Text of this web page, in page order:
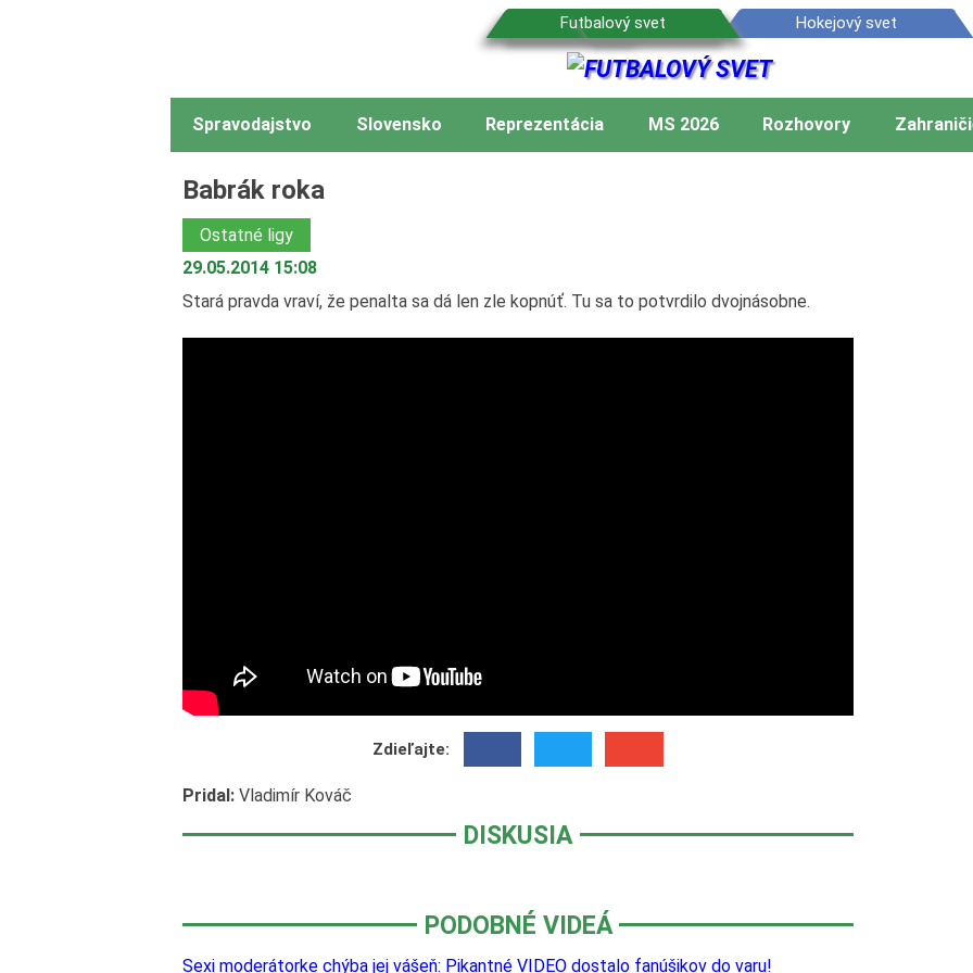
Spravodajstvo Slovensko Reprezentácia MS 2026 Rozhovory
Babrák roka
Ostatné ligy
29.05.2014 15:08
Stará pravda vraví, že penalta sa dá len zle kopnúť. Tu sa to potvrdilo dvojnásobne.
Zdieľajte:
Pridal: Vladimír Kováč
DISKUSIA
PODOBNÉ VIDEÁ
Sexi moderátorke chýba jej vášeň: Pikantné VIDEO dostalo fanúšikov do varu!